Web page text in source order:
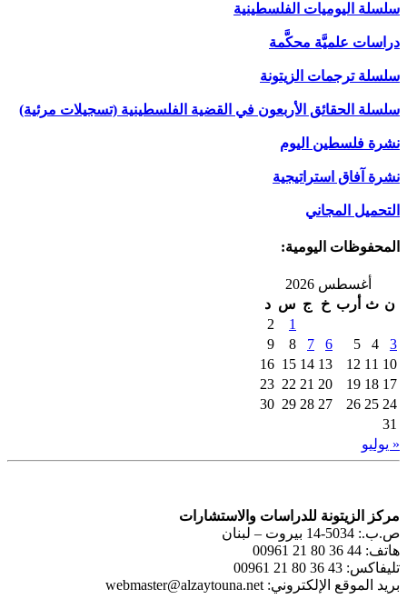
سلسلة اليوميات الفلسطينية
دراسات علميَّة محكَّمة
سلسلة ترجمات الزيتونة
سلسلة الحقائق الأربعون في القضية الفلسطينية (تسجيلات مرئية)
نشرة فلسطين اليوم
نشرة آفاق استراتيجية
التحميل المجاني
المحفوظات اليومية:
أغسطس 2026
ن ث أرب خ ج س د
1
2
3
4
5
6
7
8
9
10
11
12
13
14
15
16
17
18
19
20
21
22
23
24
25
26
27
28
29
30
31
« يوليو
مركز الزيتونة للدراسات والاستشارات
ص.ب.: 5034-14 بيروت – لبنان
هاتف: 44 36 80 21 00961
تليفاكس: 43 36 80 21 00961
بريد الموقع الإلكتروني: webmaster@alzaytouna.net